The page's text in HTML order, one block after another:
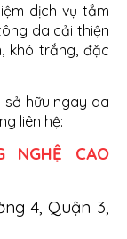
dịch vụ tắm
da cải thiện
khó trắng, đặc
sở hữu ngay da
liên hệ:
NGHỆ CAO
4, Quận 3,